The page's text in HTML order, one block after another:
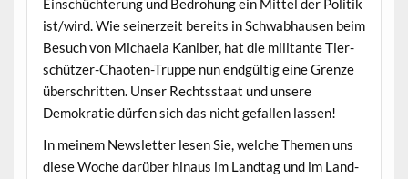
Ein­schüchterung und Bedro­hung ein Mit­tel der Poli­tik
ist/wird. Wie sein­erzeit bere­its in Schwab­hausen beim
Besuch von Michaela Kaniber, hat die mil­i­tante Tier­
schützer-Chaoten-Truppe nun endgültig eine Gren­ze
über­schrit­ten. Unser Rechtsstaat und unsere
Demokratie dür­fen sich das nicht gefall­en lassen!
In meinem Newslet­ter lesen Sie, welche The­men uns
diese Woche darüber hin­aus im Land­tag und im Land­